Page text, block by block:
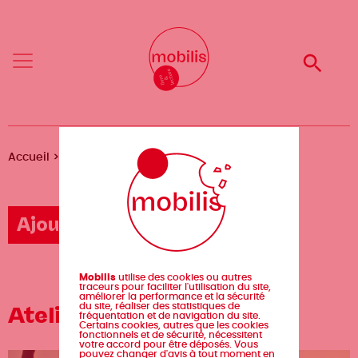
Menu
principal
Menu
Fil
Accueil Atelier d'écriture Rêves
Ajouter un événement
Atelier d'écriture Rêves
Mobilis utilise des cookies ou autres
traceurs pour faciliter l'utilisation du site,
améliorer la performance et la sécurité
du site, réaliser des statistiques de
fréquentation et de navigation du site.
Certains cookies, autres que les cookies
fonctionnels et de sécurité, nécessitent
votre accord pour être déposés. Vous
pouvez changer d'avis à tout moment en